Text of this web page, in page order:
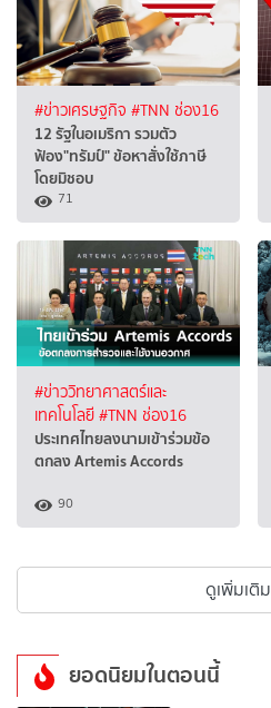
#ข่าวเศรษฐกิจ #TNN ช่อง16
12 รัฐในอเมริกา รวมตัว
ฟ้อง"ทรัมป์" ข้อหาสั่งใช้ภาษี
โดยมิชอบ
71
#ข่าววิทยาศาสตร์และ
เทคโนโลยี#TNN ช่อง16
ประเทศไทยลงนามเข้าร่วมข้อ
ตกลง Artemis Accords
90
ดูเพิ่มเติม
ยอดนิยมในตอนนี้